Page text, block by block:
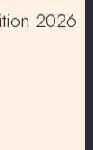
2026